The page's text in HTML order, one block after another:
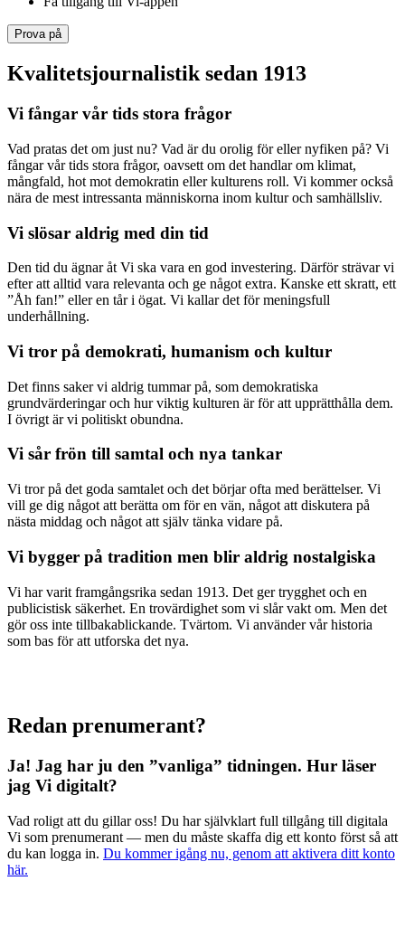
Prova på
Kvalitetsjournalistik sedan 1913
Vi fångar vår tids stora frågor
Vad pratas det om just nu? Vad är du orolig för eller nyfiken på? Vi
fångar vår tids stora frågor, oavsett om det handlar om klimat,
mångfald, hot mot demokratin eller kulturens roll. Vi kommer också
nära de mest intressanta människorna inom kultur och samhällsliv.
Vi slösar aldrig med din tid
Den tid du ägnar åt Vi ska vara en god investering. Därför strävar vi
efter att alltid vara relevanta och ge något extra. Kanske ett skratt, ett
”Åh fan!” eller en tår i ögat. Vi kallar det för meningsfull
underhållning.
Vi tror på demokrati, humanism och kultur
Det finns saker vi aldrig tummar på, som demokratiska
grundvärderingar och hur viktig kulturen är för att upprätthålla dem.
I övrigt är vi politiskt obundna.
Vi sår frön till samtal och nya tankar
Vi tror på det goda samtalet och det börjar ofta med berättelser. Vi
vill ge dig något att berätta om för en vän, något att diskutera på
nästa middag och något att själv tänka vidare på.
Vi bygger på tradition men blir aldrig nostalgiska
Vi har varit framgångsrika sedan 1913. Det ger trygghet och en
publicistisk säkerhet. En trovärdighet som vi slår vakt om. Men det
gör oss inte tillbakablickande. Tvärtom. Vi använder vår historia
som bas för att utforska det nya.
Redan prenumerant?
Ja! Jag har ju den ”vanliga” tidningen. Hur läser
jag Vi digitalt?
Vad roligt att du gillar oss! Du har självklart full tillgång till digitala
Vi som prenumerant — men du måste skaffa dig ett konto först så att
du kan logga in. Du kommer igång nu, genom att aktivera ditt konto
här.